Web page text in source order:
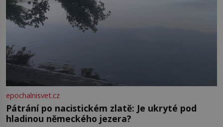
epochalnisvet.cz
Pátrání po nacistickém zlatě: Je ukryté pod
hladinou německého jezera?